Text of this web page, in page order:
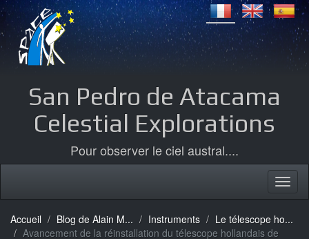
San Pedro de Atacama
Celestial Explorations
Pour observer le ciel austral....
Accueil Blog de Alain M... Instruments
Le télescope ho...
Avancement de la réinstallation du télescope hollandais de